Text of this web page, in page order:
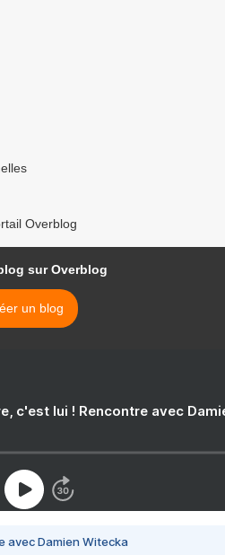
Overblog
sur Overblog
un blog
c'est lui ! Rencontre avec
avec Damien Witecka